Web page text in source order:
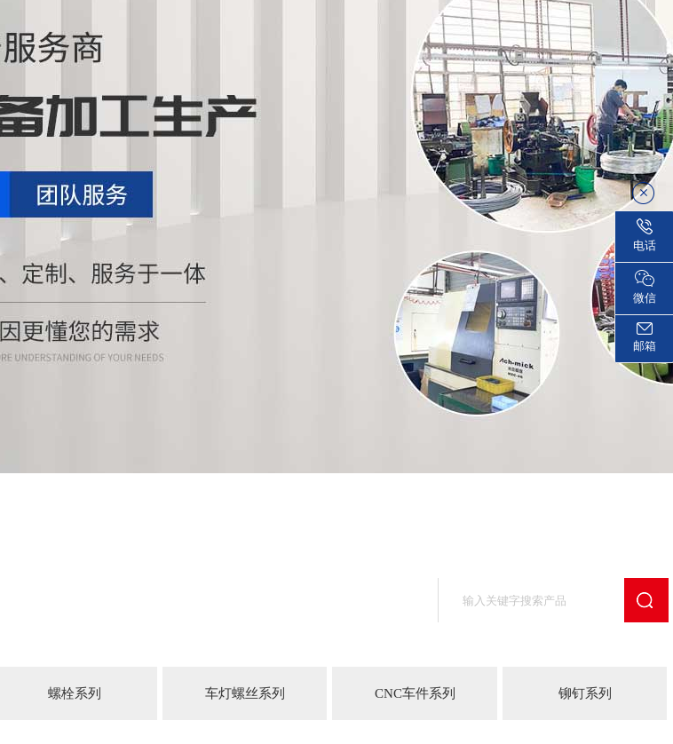
螺栓系列 车灯螺丝系列 CNC车件系列 铆钉系列
电话
微信
邮箱